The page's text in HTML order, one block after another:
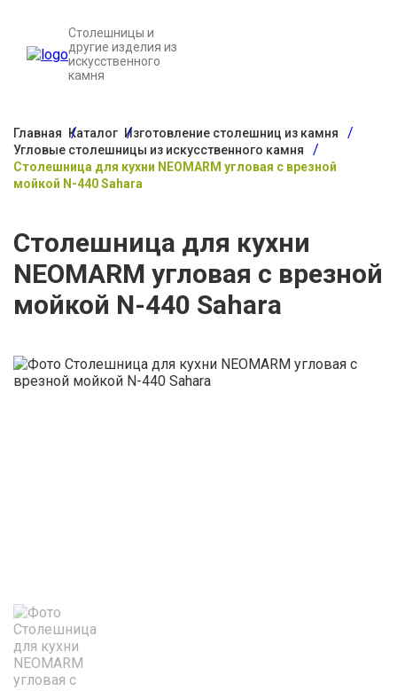
Столешницы и
другие изделия из
искусственного
камня
Главная Каталог Изготовление столешниц из камня
Угловые столешницы из искусственного камня
Столешница для кухни NEOMARM угловая с врезной
мойкой N-440 Sahara
Столешница для кухни
NEOMARM угловая с врезной
мойкой N-440 Sahara